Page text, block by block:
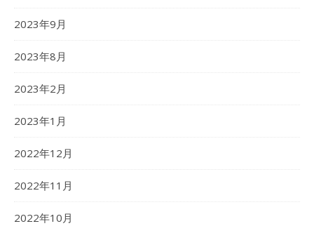
2023年9月
2023年8月
2023年2月
2023年1月
2022年12月
2022年11月
2022年10月